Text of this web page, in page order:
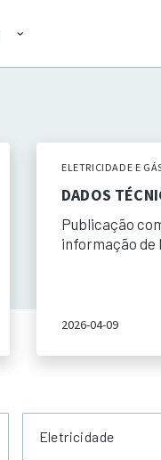
ELETRICIDADE E
DADOS
Publicação
informação de
2026-04-09
Eletricidade